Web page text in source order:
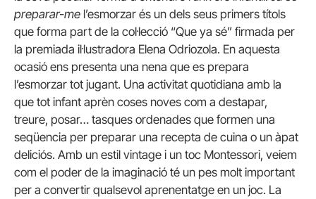
preparar-me l’esmorzar és un dels seus primers títols
que forma part de la col·lecció “Que ya sé” firmada per
la premiada il·lustradora Elena Odriozola. En aquesta
ocasió ens presenta una nena que es prepara
l’esmorzar tot jugant. Una activitat quotidiana amb la
que tot infant aprèn coses noves com a destapar,
treure, posar… tasques ordenades que formen una
seqüencia per preparar una recepta de cuina o un àpat
deliciós. Amb un estil vintage i un toc Montessori, veiem
com el poder de la imaginació té un pes molt important
per a convertir qualsevol aprenentatge en un joc. La